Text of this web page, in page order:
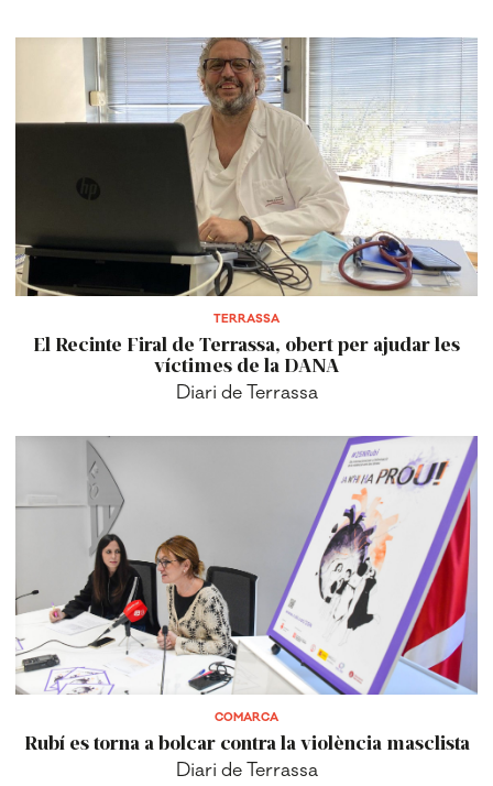
TERRASSA
El Recinte Firal de Terrassa, obert per ajudar les
víctimes de la DANA
Diari de Terrassa
COMARCA
Rubí es torna a bolcar contra la violència masclista
Diari de Terrassa